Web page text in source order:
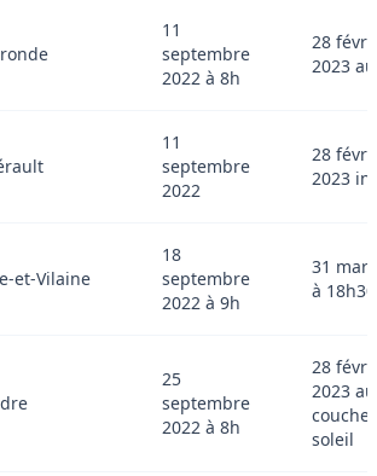
11
septembre
2022 à 8h
28
2023
11
septembre
2022
28
2023
et-Vilaine
18
septembre
2022 à 9h
31
à 18h30
25
septembre
2022 à 8h
28
2023 au
soleil